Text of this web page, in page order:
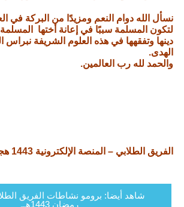
نسأل الله دوام النعم ومزيدًا من البركة في
لتكون المسلمة سببًا في إعانة أختها
دينها وتفقهها في هذه العلوم الشريفة نبراس
الهدى.
والحمد لله رب العالمين.
الفريق الطلابي – المنصة الإلكترونية 1443 هجرية 2022 ميلادية
شاهد أيضا: برومو نشاطات الفريق
رمضان 1443هــ